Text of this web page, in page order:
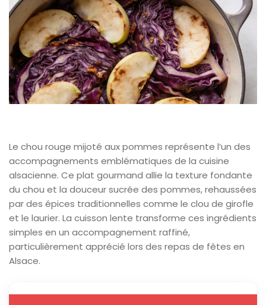
Le chou rouge mijoté aux pommes représente l’un des
accompagnements emblématiques de la cuisine
alsacienne. Ce plat gourmand allie la texture fondante
du chou et la douceur sucrée des pommes, rehaussées
par des épices traditionnelles comme le clou de girofle
et le laurier. La cuisson lente transforme ces ingrédients
simples en un accompagnement raffiné,
particulièrement apprécié lors des repas de fêtes en
Alsace.